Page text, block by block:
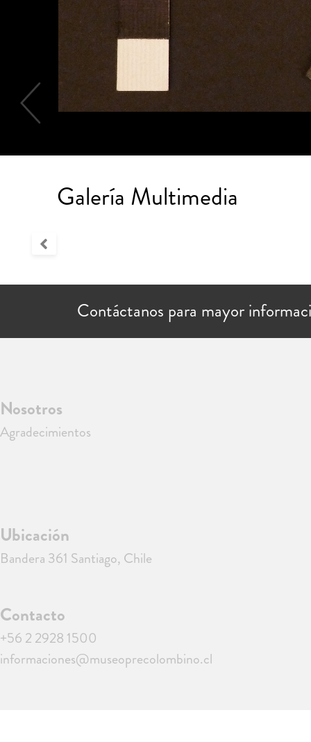
Galería Multimedia
Contáctanos para mayor
Nosotros
Agradecimientos
Ubicación
Bandera 361 Santiago, Chile
Contacto
+56 2 2928 1500
informaciones@museoprecolombino.cl